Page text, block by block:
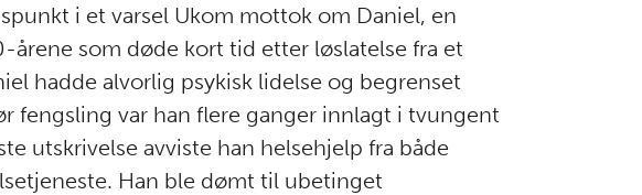
i et varsel Ukom mottok om Daniel, en
årene som døde kort tid etter løslatelse fra et
hadde alvorlig psykisk lidelse og begrenset
fengsling var han flere ganger innlagt i tvungent
utskrivelse avviste han helsehjelp fra både
Han ble dømt til ubetinget